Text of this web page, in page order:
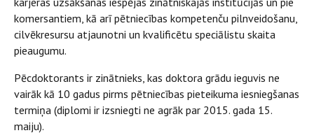
komersantiem, kā arī pētniecības kompetenču pilnveidošanu,
cilvēkresursu atjaunotni un kvalificētu speciālistu skaita
pieaugumu.
Pēcdoktorants ir zinātnieks, kas doktora grādu ieguvis ne
vairāk kā 10 gadus pirms pētniecības pieteikuma iesniegšanas
termiņa (diplomi ir izsniegti ne agrāk par 2015. gada 15.
maiju).